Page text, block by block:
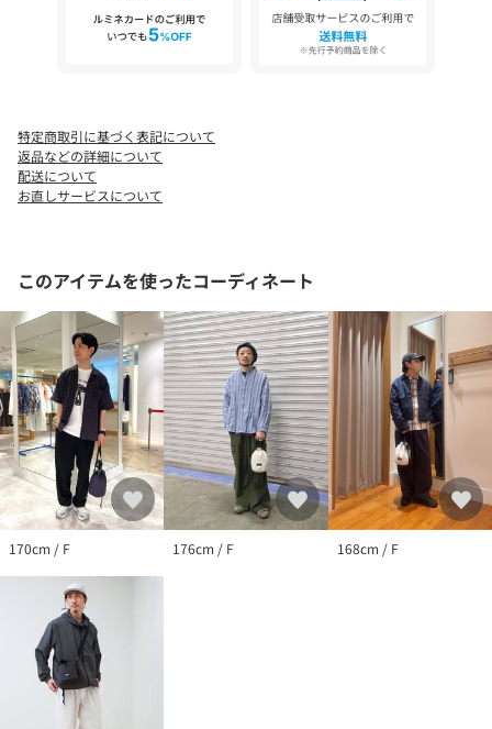
【TAION / タイオン】
インナーダウンウェアブランドの TAION（タイオン） ブランド名
す。
【MOUNTAIN LINEについて】
MOUNTAIN LINEはタウンユースをはじめ、キャンプなどアウトド
NON DOWN（＝ダウンを使わない）は、ダウンと同じ素材を使
い、重ね着した際の統一感や立体感あるレイヤードを楽しめる、
ダウンブランドならではの新しいウェアを提案するシリーズで
す。
※一部の商品はダウンと同じ素材を使用していません。
※お取扱い上のご注意
アテンションタグを必ずご確認の上、着用又はお取り扱いくださ
い。
※店頭及び屋外での撮影画像は、光の当たり具合で色味が違って
見える場合があります。
※商品画像に関しては出来る限り忠実に表示出来るよう努めてお
際の商品と比較し色味に若干の誤差が生じる場合があります。
特定商取引に基づく表記について
返品などの詳細について
配送について
お直しサービスについて
このアイテムを使ったコーディネート
170cm / F 176cm / F 168cm / F